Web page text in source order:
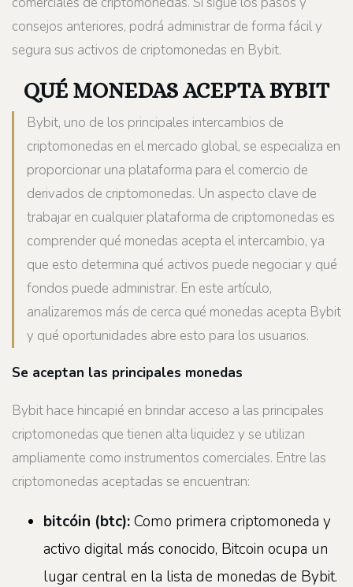
consejos anteriores, podrá administrar de forma fácil y
segura sus activos de criptomonedas en Bybit.
QUÉ MONEDAS ACEPTA BYBIT
Bybit, uno de los principales intercambios de
criptomonedas en el mercado global, se especializa en
proporcionar una plataforma para el comercio de
derivados de criptomonedas. Un aspecto clave de
trabajar en cualquier plataforma de criptomonedas es
comprender qué monedas acepta el intercambio, ya
que esto determina qué activos puede negociar y qué
fondos puede administrar. En este artículo,
analizaremos más de cerca qué monedas acepta Bybit
y qué oportunidades abre esto para los usuarios.
Se aceptan las principales monedas
Bybit hace hincapié en brindar acceso a las principales
criptomonedas que tienen alta liquidez y se utilizan
ampliamente como instrumentos comerciales. Entre las
criptomonedas aceptadas se encuentran:
bitcóin (btc):Como primera criptomoneda y
activo digital más conocido, Bitcoin ocupa un
lugar central en la lista de monedas de Bybit.